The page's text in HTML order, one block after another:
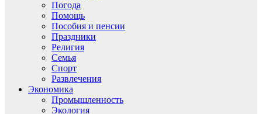
Погода
Помощь
Пособия и пенсии
Праздники
Религия
Семья
Спорт
Развлечения
Экономика
Промышленность
Экология